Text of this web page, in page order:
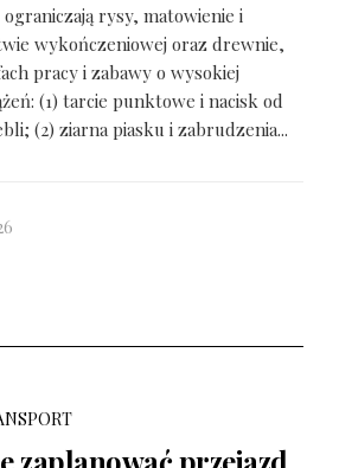
rysy, matowienie i
wykończeniowej oraz drewnie,
pracy i zabawy o wysokiej
(1) tarcie punktowe i nacisk od
(2) ziarna piasku i zabrudzenia...